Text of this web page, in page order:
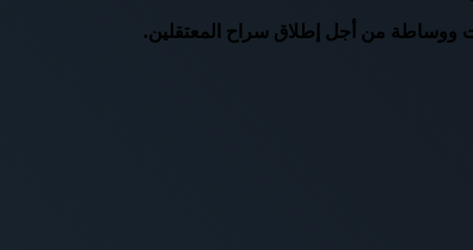
ووساطة من أجل إطلاق سراح المعتقلين.